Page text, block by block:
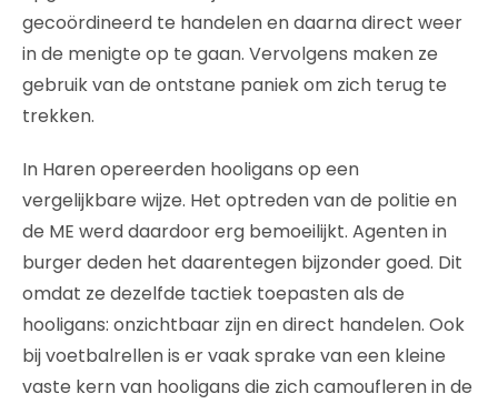
gecoördineerd te handelen en daarna direct weer
in de menigte op te gaan. Vervolgens maken ze
gebruik van de ontstane paniek om zich terug te
trekken.
In Haren opereerden hooligans op een
vergelijkbare wijze. Het optreden van de politie en
de ME werd daardoor erg bemoeilijkt. Agenten in
burger deden het daarentegen bijzonder goed. Dit
omdat ze dezelfde tactiek toepasten als de
hooligans: onzichtbaar zijn en direct handelen. Ook
bij voetbalrellen is er vaak sprake van een kleine
vaste kern van hooligans die zich camoufleren in de